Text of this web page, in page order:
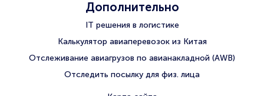
Дополнительно
IT решения в логистике
Калькулятор авиаперевозок из Китая
Отслеживание авиагрузов по авианакладной (AWB)
Отследить посылку для физ. лица